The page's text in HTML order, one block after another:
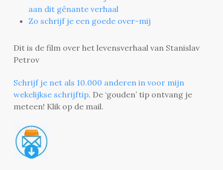
aan dit gênante verhaal
Zo schrijf je een goede over-mij
Dit is de film over het levensverhaal van Stanislav
Petrov
Schrijf je net als 10.000 anderen in voor mijn
wekelijkse schrijftip. De ‘gouden’ tip ontvang je
meteen! Klik op de mail.